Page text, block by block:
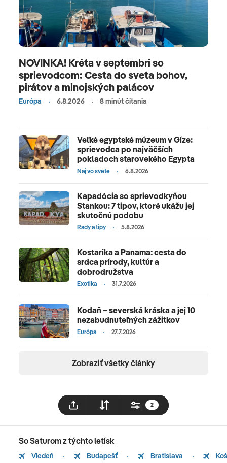
NOVINKA! Kréta v septembri so
sprievodcom: Cesta do sveta bohov,
pirátov a minojských palácov
Európa 6.8.2026 8 minút čítania
Veľké egyptské múzeum v Gíze:
sprievodca po najväčších
pokladoch starovekého Egypta
Naj vo svete 6.8.2026
Kapadócia so sprievodkyňou
Stankou: 7 tipov, ktoré ukážu jej
skutočnú podobu
Rady a tipy 5.8.2026
Kostarika a Panama: cesta do
srdca prírody, kultúr a
dobrodružstva
Exotika 31.7.2026
Kodaň – severská kráska a jej 10
nezabudnuteľných zážitkov
Európa 27.7.2026
Zobraziť všetky články
2
So Saturom z týchto letísk
Viedeň Budapešť Bratislava